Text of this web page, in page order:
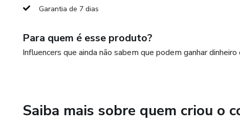
Garantia de 7 dias
Para quem é esse produto?
Influencers que ainda não sabem que podem ganhar
Saiba mais sobre quem criou o